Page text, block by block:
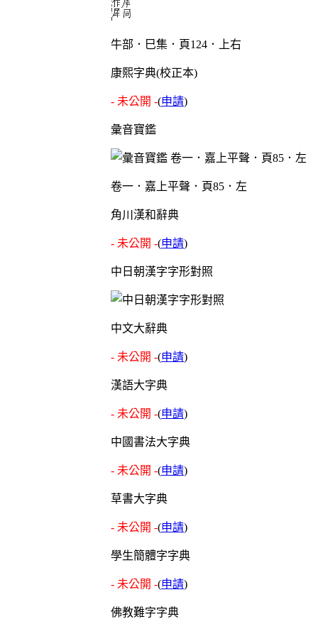
牛部．巳集．頁124．上右
康熙字典(校正本)
- 未公開 -(申請)
彙音寶鑑
卷一．嘉上平聲．頁85．左
角川漢和辭典
- 未公開 -(申請)
中日朝漢字字形對照
中文大辭典
- 未公開 -(申請)
漢語大字典
- 未公開 -(申請)
中國書法大字典
- 未公開 -(申請)
草書大字典
- 未公開 -(申請)
學生簡體字字典
- 未公開 -(申請)
佛教難字字典